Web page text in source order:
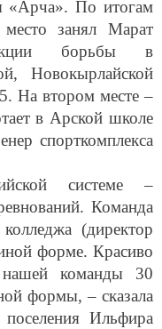
«Арча». По итогам
занял Марат
борьбы в
Новокырлайской
На втором месте –
в Арской школе
спорткомплекса
системе –
Команда
(директор
форме. Красиво
команды 30
формы, – сказала
поселения Ильфира